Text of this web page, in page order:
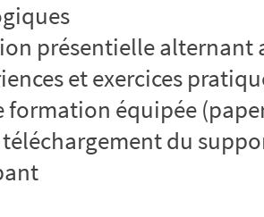
présentielle
et exercices
formation équipée
téléchargement du